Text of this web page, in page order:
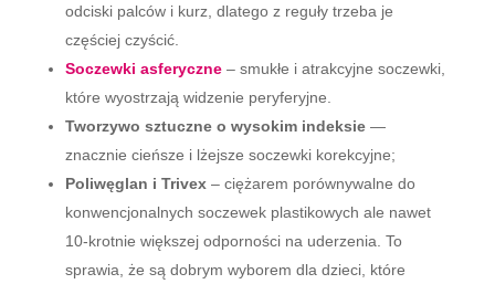
odciski palców i kurz, dlatego z reguły trzeba je
częściej czyścić.
Soczewki asferyczne – smukłe i atrakcyjne soczewki,
które wyostrzają widzenie peryferyjne.
Tworzywo sztuczne o wysokim indeksie—
znacznie cieńsze i lżejsze soczewki korekcyjne;
Poliwęglan i Trivex– ciężarem porównywalne do
konwencjonalnych soczewek plastikowych ale nawet
10-krotnie większej odporności na uderzenia. To
sprawia, że ​​są dobrym wyborem dla dzieci, które